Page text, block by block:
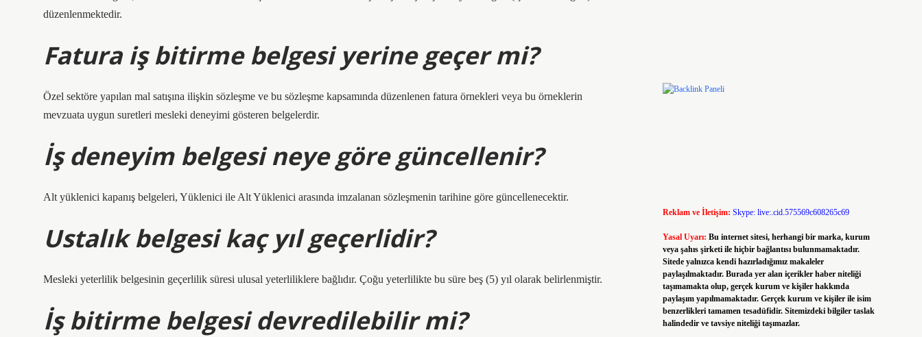
düzenlenmektedir.
Fatura iş bitirme belgesi yerine geçer mi?
Özel sektöre yapılan mal satışına ilişkin sözleşme ve bu sözleşme kapsamında düzenlenen fatura örnekleri veya bu örneklerin
mevzuata uygun suretleri mesleki deneyimi gösteren belgelerdir.
İş deneyim belgesi neye göre güncellenir?
Alt yüklenici kapanış belgeleri, Yüklenici ile Alt Yüklenici arasında imzalanan sözleşmenin tarihine göre güncellenecektir.
Ustalık belgesi kaç yıl geçerlidir?
Mesleki yeterlilik belgesinin geçerlilik süresi ulusal yeterliliklere bağlıdır. Çoğu yeterlilikte bu süre beş (5) yıl olarak belirlenmiştir.
İş bitirme belgesi devredilebilir mi?
Reklam ve İletişim: Skype: live:.cid.575569c608265c69
Yasal Uyarı: Bu internet sitesi, herhangi bir marka, kurum
veya şahıs şirketi ile hiçbir bağlantısı bulunmamaktadır.
Sitede yalnızca kendi hazırladığımız makaleler
paylaşılmaktadır. Burada yer alan içerikler haber niteliği
taşımamakta olup, gerçek kurum ve kişiler hakkında
paylaşım yapılmamaktadır. Gerçek kurum ve kişiler ile isim
benzerlikleri tamamen tesadüfidir. Sitemizdeki bilgiler taslak
halindedir ve tavsiye niteliği taşımazlar.